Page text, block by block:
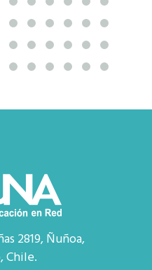
2819, Ñuñoa,
Chile.